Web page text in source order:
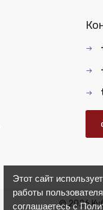
© 2026
Этот сайт
работы
соглашаетесь с